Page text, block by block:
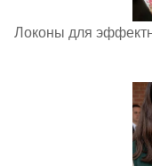
Локоны для